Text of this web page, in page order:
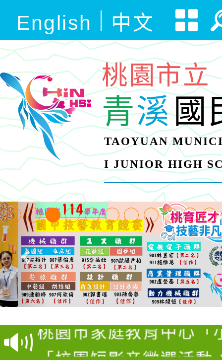
English 中文
桃園市立
青溪國
TAOYUAN
I JUNIOR HIGH
【甄選結果(第11招)】
學年度第1學期第7次代
結果(第11招)
【甄選結果(第3招)】
學年度第1學期第9次代
結果(第3招)
桃園市家庭教育中心「
程資訊」、「暑期親子
「校園短影音徵選活動